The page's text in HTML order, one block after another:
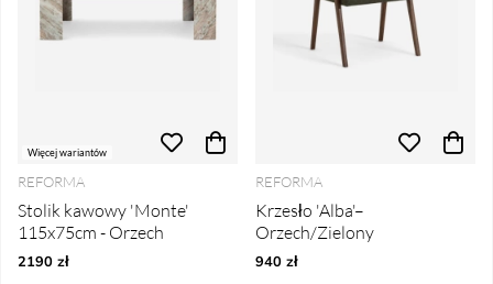
Więcej wariantów
REFORMA
Stolik kawowy 'Monte'
115x75cm - Orzech
2190 zł
REFORMA
Krzesło 'Alba'–
Orzech/Zielony
940 zł